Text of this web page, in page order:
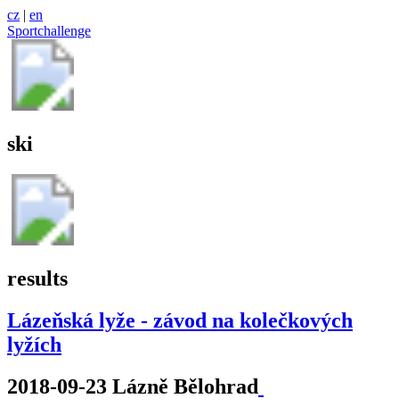
cz | en
Sportchallenge
ski
results
Lázeňská lyže - závod na kolečkových
lyžích
2018-09-23 Lázně Bělohrad